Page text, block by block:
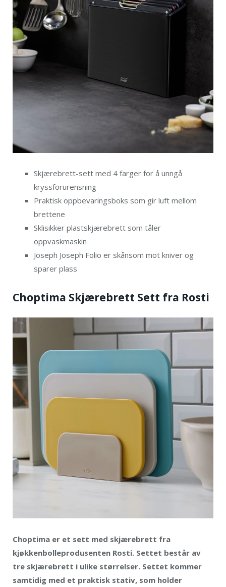
Skjærebrett-sett med 4 farger for å unngå
kryssforurensning
Praktisk oppbevaringsboks som gir luft mellom
brettene
Sklisikker plastskjærebrett som tåler
oppvaskmaskin
Joseph Joseph Folio er skånsom mot kniver og
sparer plass
Choptima Skjærebrett Sett fra Rosti
Choptima er et sett med skjærebrett fra
kjøkkenbolleprodusenten Rosti. Settet består av
tre skjærebrett i ulike størrelser. Settet kommer
samtidig med et praktisk stativ, som holder